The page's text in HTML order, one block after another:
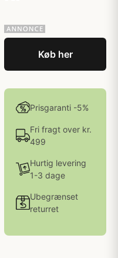
Køb her
Prisgaranti -5%
Fri fragt over kr.
499
Hurtig levering
1-3 dage
Ubegrænset
returret